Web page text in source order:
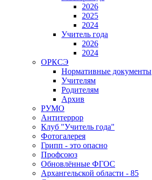
2026
2025
2024
Учитель года
2026
2024
ОРКСЭ
Нормативные документы
Учителям
Родителям
Архив
РУМО
Антитеррор
Клуб "Учитель года"
Фотогалерея
Грипп - это опасно
Профсоюз
Обновлённые ФГОС
Архангельской области - 85